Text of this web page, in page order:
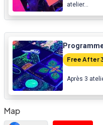
atelier...
Free After
Après 3
Map